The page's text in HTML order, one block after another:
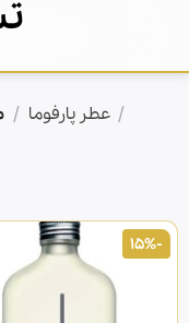
content
/ عطر پارفوما /
-15%